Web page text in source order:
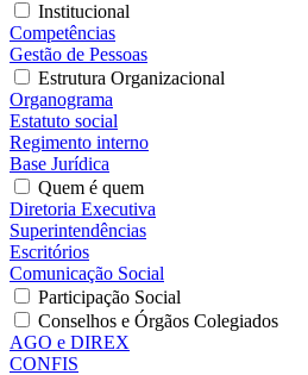
Institucional
Competências
Gestão de Pessoas
Estrutura Organizacional
Organograma
Estatuto social
Regimento interno
Base Jurídica
Quem é quem
Diretoria Executiva
Superintendências
Escritórios
Comunicação Social
Participação Social
Conselhos e Órgãos Colegiados
AGO e DIREX
CONFIS